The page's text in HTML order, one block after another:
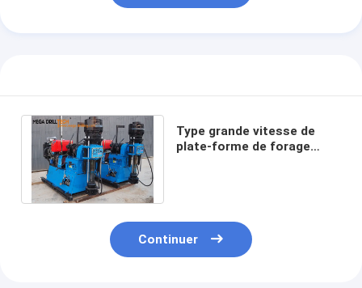
Type grande vitesse de
plate-forme de forage
Continuer